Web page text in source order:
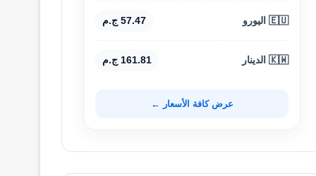
🇪🇺 اليورو 57.47 ج.م
🇰🇼 الدينار 161.81 ج.م
عرض كافة الأسعار ←